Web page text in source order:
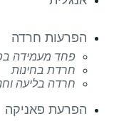
הפרעות חרדה
פחד מעמידה
חרדת בחינות
חרדה בליעה
הפרעת פאניקה